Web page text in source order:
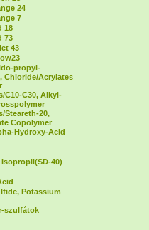
24
7
18
73
43
propyl-
Chloride/Acrylates
C10-C30, Alkyl-
Steareth-20,
Copolymer
Hydroxy-Acid
40)
Potassium
szulfátok